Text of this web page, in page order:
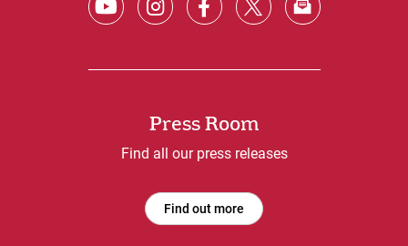
Press Room
Find all our press releases
Find out more